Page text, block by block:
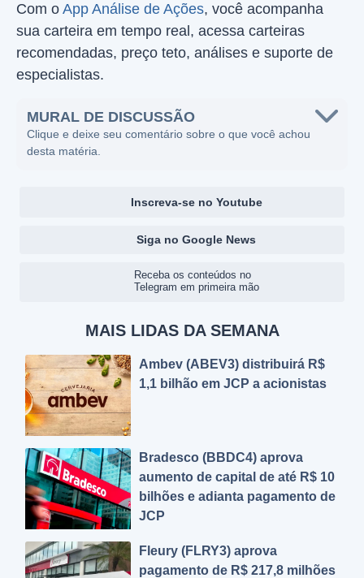
Com o App Análise de Ações, você acompanha
sua carteira em tempo real, acessa carteiras
recomendadas, preço teto, análises e suporte de
especialistas.
MURAL DE DISCUSSÃO
Clique e deixe seu comentário sobre o que você achou
desta matéria.
Inscreva-se no Youtube
Siga no Google News
Receba os conteúdos no
Telegram em primeira mão
MAIS LIDAS DA SEMANA
Ambev (ABEV3) distribuirá R$
1,1 bilhão em JCP a acionistas
Bradesco (BBDC4) aprova
aumento de capital de até R$ 10
bilhões e adianta pagamento de
JCP
Fleury (FLRY3) aprova
pagamento de R$ 217,8 milhões